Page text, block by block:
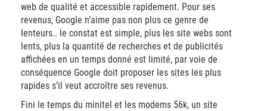
web de qualité et accessible rapidement. Pour ses
revenus, Google n’aime pas non plus ce genre de
lenteurs.. le constat est simple, plus les site webs sont
lents, plus la quantité de recherches et de publicités
affichées en un temps donné est limité, par voie de
conséquence Google doit proposer les sites les plus
rapides s’il veut accroître ses revenus.
Fini le temps du minitel et les modems 56k, un site